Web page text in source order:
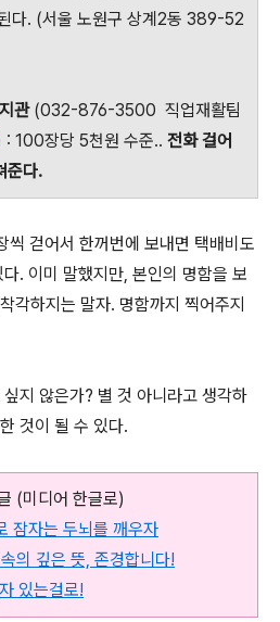
다. (서울 노원구 상계2동 389-52
관(032-876-3500 직업재활팀
: 100장당 5천원 수준.. 전화 걸어
준다.
걷어서 한꺼번에 보내면 택배비도
. 이미 말했지만, 본인의 명함을 보
각하지는 말자. 명함까지 찍어주지
지 않은가? 별 것 아니라고 생각하
것이 될 수 있다.
(미디어 한글로)
잠자는 두뇌를 깨우자
의 깊은 뜻, 존경합니다!
있는걸로!